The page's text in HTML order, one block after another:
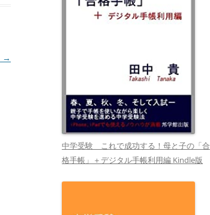
→
中学受験 これで成功する！母と子の「合
格手帳」＋デジタル手帳利用編 Kindle版